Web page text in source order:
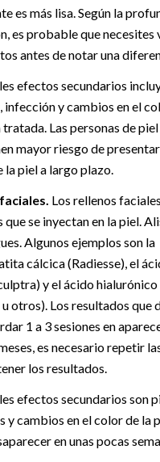
es más lisa. Según la
es probable que necesites
antes de notar una
efectos secundarios
infección y cambios en el
tratada. Las personas de
mayor riesgo de
la piel a largo plazo.
Los rellenos
se inyectan en la piel.
Algunos ejemplos son la
cálcica (Radiesse), el
y el ácido hialurónico
u otros). Los resultados que
1 a 3 sesiones en
es necesario repetir
los resultados.
efectos secundarios son
y cambios en el color de la
en unas pocas